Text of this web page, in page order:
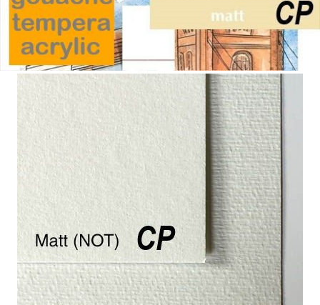
Tweet